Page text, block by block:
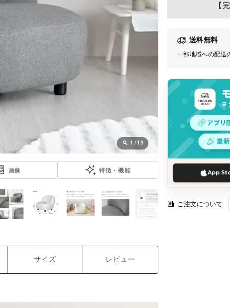
【
送料無料
一部地域への配送
App
ご注文について
1 /19
画像 特徴・機能
サイズ レビュー